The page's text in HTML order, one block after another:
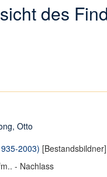
des
Otto
2003) [Bestandsbildner]
- Nachlass